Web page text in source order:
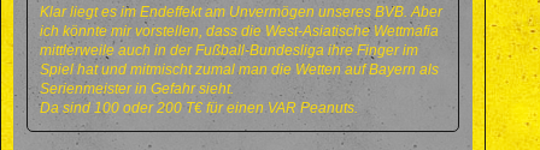
Klar liegt es im Endeffekt am Unvermögen unseres BVB. Aber
ich könnte mir vorstellen, dass die West-Asiatische Wettmafia
mittlerweile auch in der Fußball-Bundesliga ihre Finger im
Spiel hat und mitmischt zumal man die Wetten auf Bayern als
Serienmeister in Gefahr sieht.
Da sind 100 oder 200 T€ für einen VAR Peanuts.